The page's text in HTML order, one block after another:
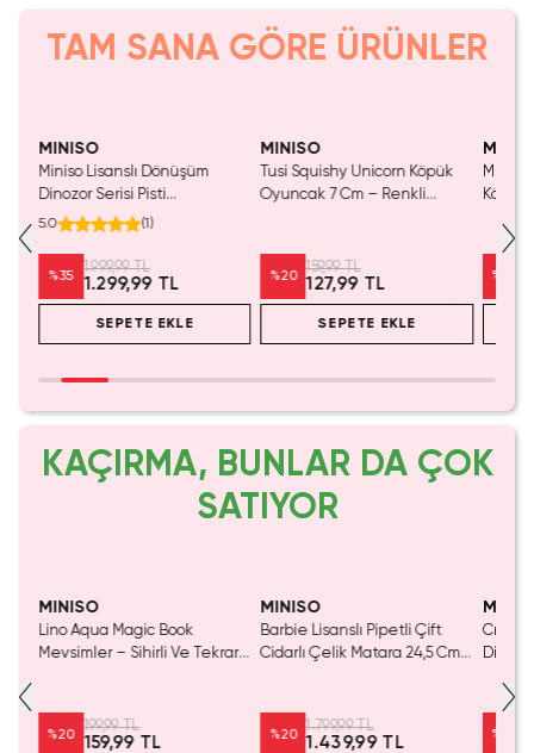
TAM SANA GÖRE ÜRÜNLER
MINISO
Miniso Lisanslı Dönüşüm
Dinozor Serisi Pisti
Düzenleme Aracı Kırmızı –
Çantası ve Dönüşebilir Oyun
Seti 35,5 Cm
5.0 (1)
%35
1.999,99 TL
1.299,99 TL
SEPETE EKLE
MINISO
Tusi Squishy Unicorn Köpük
Oyuncak 7 Cm – Renkli
%20
159,99 TL
127,99 TL
SEPETE EKLE
Miniso
%
KAÇIRMA, BUNLAR DA ÇOK
SATIYOR
MINISO
Lino Aqua Magic Book
Mevsimler – Sihirli Ve Tekrar
%20
199,99 TL
159,99 TL
MINISO
Barbie Lisanslı Pipetli Çift
Cidarlı Çelik Matara 24,5 Cm
%20
1.799,99 TL
1.439,99 TL
Dijital
K009
%